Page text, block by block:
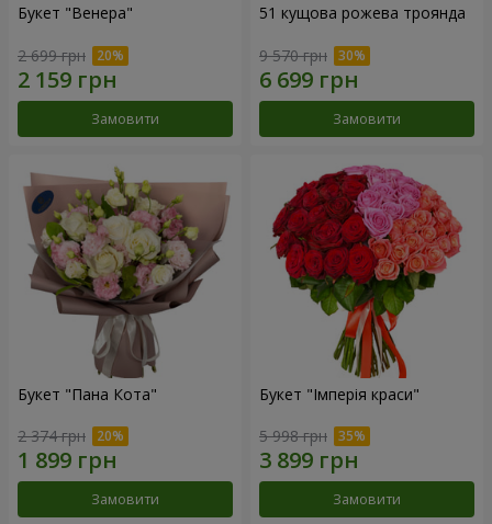
Букет "Венера"
2 699 грн
Замовити
51 кущова рожева троянда
9 570 грн
Замовити
Букет "Пана Кота"
2 374 грн
Замовити
Букет "Імперія краси"
5 998 грн
Замовити